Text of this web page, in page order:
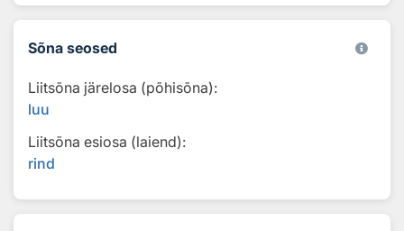
Sõna seosed
Liitsõna järelosa (põhisõna):
luu
Liitsõna esiosa (laiend):
rind